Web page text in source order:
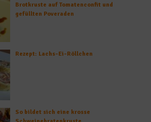
Brotkruste auf Tomatenconfit und
gefüllten Poveraden
Rezept: Lachs-Ei-Röllchen
So bildet sich eine krosse